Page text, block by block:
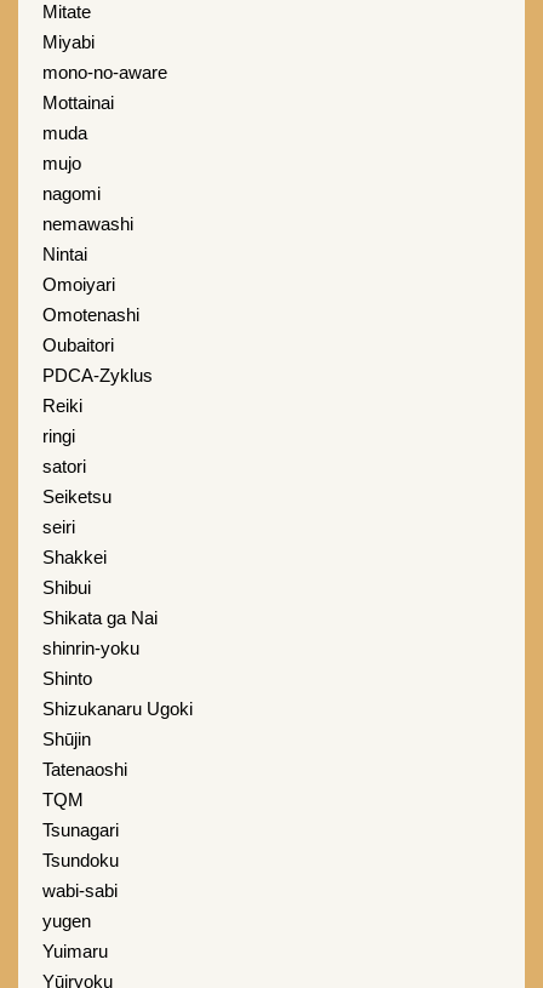
Mitate
Miyabi
mono-no-aware
Mottainai
muda
mujo
nagomi
nemawashi
Nintai
Omoiyari
Omotenashi
Oubaitori
PDCA-Zyklus
Reiki
ringi
satori
Seiketsu
seiri
Shakkei
Shibui
Shikata ga Nai
shinrin-yoku
Shinto
Shizukanaru Ugoki
Shūjin
Tatenaoshi
TQM
Tsunagari
Tsundoku
wabi-sabi
yugen
Yuimaru
Yūiryoku